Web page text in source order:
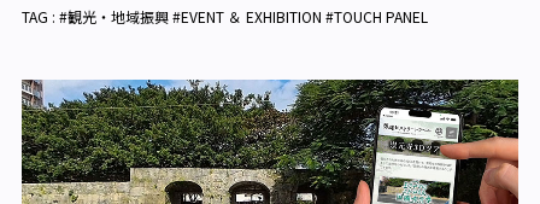
TAG : #観光・地域振興 #EVENT ＆ EXHIBITION #TOUCH PANEL